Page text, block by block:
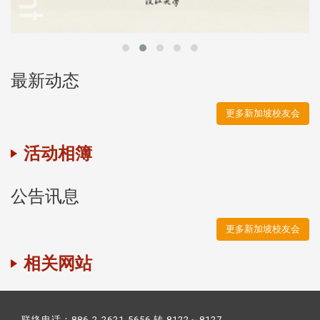
最新动态
更多新加坡校友会
活动相簿
公告讯息
更多新加坡校友会
相关网站